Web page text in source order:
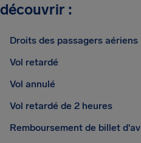
découvrir :
Droits des passagers aériens
Vol retardé
Vol annulé
Vol retardé de 2 heures
Remboursement de billet